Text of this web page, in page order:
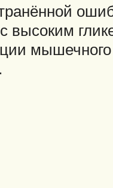
высоким